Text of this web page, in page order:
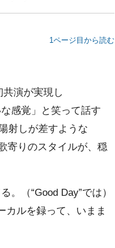
1ページ目から読む
演が実現し
感覚」と笑って話す
射しが差すような
寄りのスタイルが、穏
。（“Good Day”では）
カルを録って、いまま